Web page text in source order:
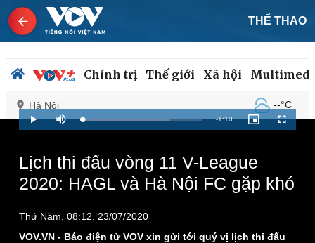
THỂ THAO
Chính trị Thế giới Xã hội
Hà Nội --°C
Chính trị
Đảng
Quốc hội
Nhận diện sự thật
Xã hội
Tin 24h
Dấu ấn VOV
Play Mute Loaded:
81.84%
Remaining
-1:10
Picture-
in-
Fullscreen
Lịch thi đấu vòng 11 V-League
2020: HAGL và Hà Nội FC gặp khó
Thứ Năm, 08:12, 23/07/2020
VOV.VN - Báo điện tử VOV xin gửi tới quý vị lịch thi đấu